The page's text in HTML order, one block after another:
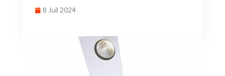
8 Juil 2024